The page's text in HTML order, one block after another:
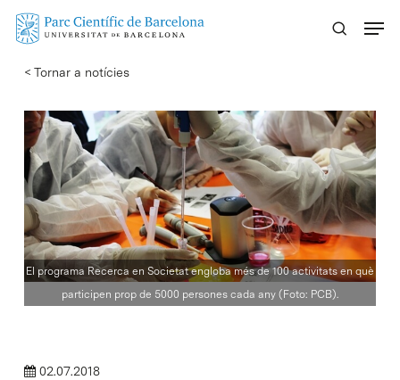
Skip
content
< Tornar a notícies
El programa Recerca en Societat engloba més de 100 activitats en què
participen prop de 5000 persones cada any (Foto: PCB).
02.07.2018